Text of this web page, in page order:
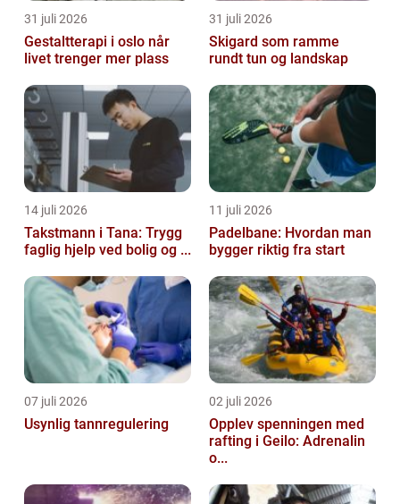
31 juli 2026
Gestaltterapi i oslo når
livet trenger mer plass
31 juli 2026
Skigard som ramme
rundt tun og landskap
14 juli 2026
Takstmann i Tana: Trygg
faglig hjelp ved bolig og ...
11 juli 2026
Padelbane: Hvordan man
bygger riktig fra start
07 juli 2026
Usynlig tannregulering
02 juli 2026
Opplev spenningen med
rafting i Geilo: Adrenalin
o...